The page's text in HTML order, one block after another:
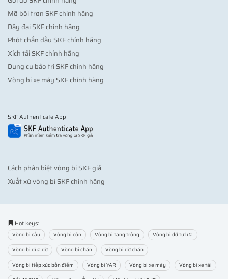
Mỡ bôi trơn SKF chính hãng
Dây đai SKF chính hãng
Phớt chắn dầu SKF chính hãng
Xích tải SKF chính hãng
Dụng cụ bảo trì SKF chính hãng
Vòng bi xe máy SKF chính hãng
SKF Authenticate App
Cách phân biệt vòng bi SKF giả
Xuất xứ vòng bi SKF chính hãng
Hot keys:
Vòng bi cầu Vòng bi côn Vòng bi tang trống
Vòng bi đỡ tự lựa
Vòng bi đũa đỡ
Vòng bi chặn
Vòng bi đỡ chặn
Vòng bi tiếp xúc bốn điểm
Vòng bi YAR Vòng bi xe máy
Vòng bi xe tải